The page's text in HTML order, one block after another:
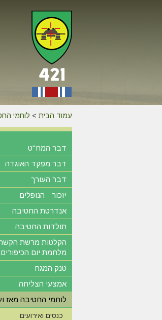
עמוד הבית > לוחמי
דבר המח"ט
דבר מפקד האוגדה
דבר העורך
יזכור - הנופלים
אנדרטת החטיבה
תולדות החטיבה
הקלטות מרשת
מלחמת יום הכיפורים
טנק המגח
אמצעי הצליחה
לוחמי החטיבה מאז
כנסים ואירועים